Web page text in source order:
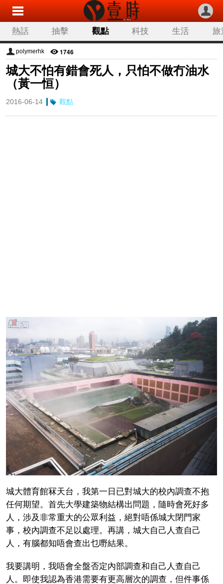
熱話 抽擊 觀點 科技 生活 旅
polymerhk 1746
城大不怕有錯會死人，只怕不做冇油水
（黃一恒）
2016-06-14 觀點
城大體育館冧天台，我第一日已對城大的校內調查不抱
任何期望。首先大學建築物結構出問題，隨時會死好多
人，涉及非常重大的公眾利益，絕對唔係城大閉門家
事，校內調查不足以處理。再講，城大自己人查自己
人，有腦都知唔會查出乜嘢結果。
我要講明，我唔會全盤否定內部調查和自己人查自己
人。即使我認為香港需要有更高層次的調查，但件事係